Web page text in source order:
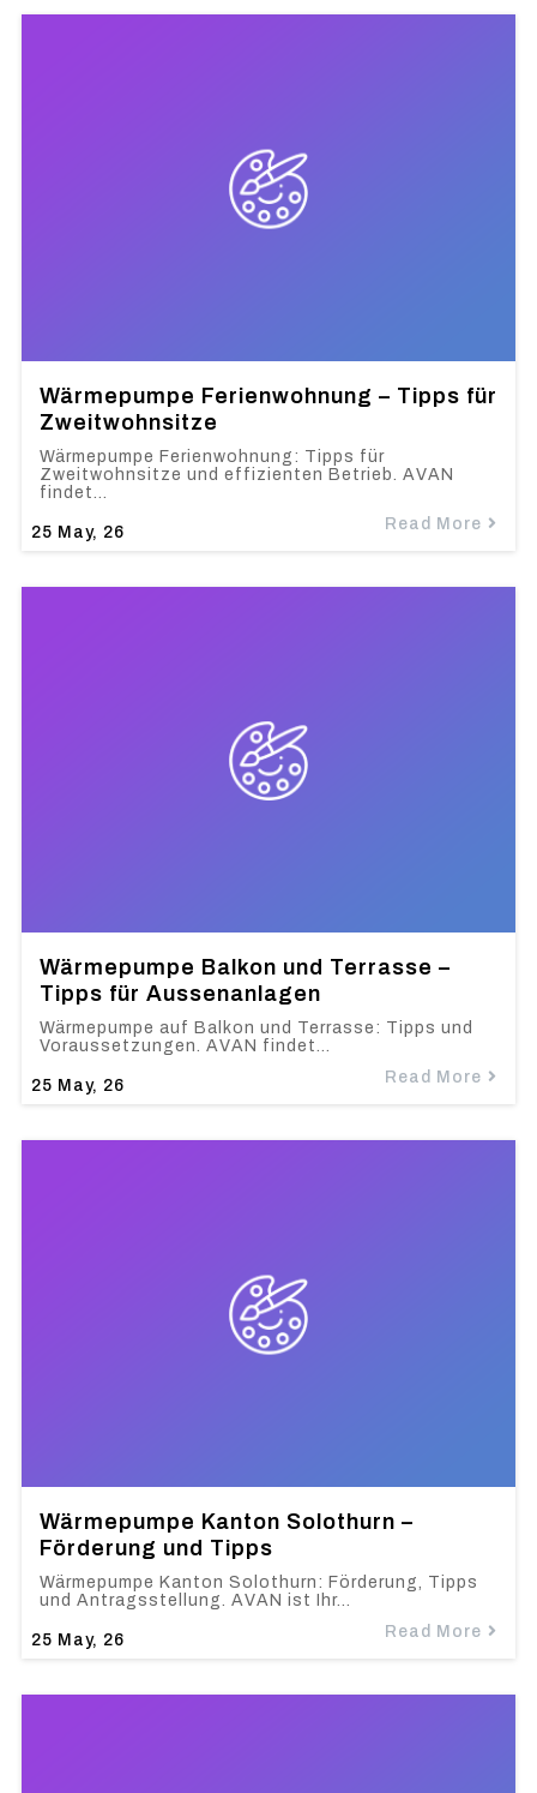
Wärmepumpe Ferienwohnung – Tipps für
Zweitwohnsitze
25 May, 26
Wärmepumpe Ferienwohnung: Tipps für
Zweitwohnsitze und effizienten Betrieb. AVAN
findet…
Read More
Wärmepumpe Balkon und Terrasse –
Tipps für Aussenanlagen
25 May, 26
Wärmepumpe auf Balkon und Terrasse: Tipps und
Voraussetzungen. AVAN findet…
Read More
Wärmepumpe Kanton Solothurn –
Förderung und Tipps
25 May, 26
Wärmepumpe Kanton Solothurn: Förderung, Tipps
und Antragsstellung. AVAN ist Ihr…
Read More